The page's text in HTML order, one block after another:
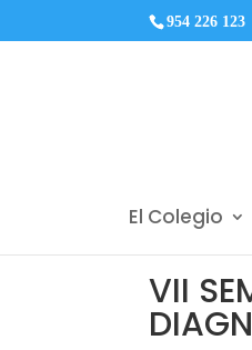
954 226 123
El Colegio
VII